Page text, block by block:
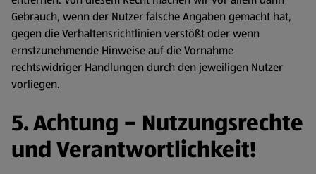
Gebrauch, wenn der Nutzer falsche Angaben gemacht hat,
gegen die Verhaltensrichtlinien verstößt oder wenn
ernstzunehmende Hinweise auf die Vornahme
rechtswidriger Handlungen durch den jeweiligen Nutzer
vorliegen.
5. Achtung – Nutzungsrechte
und Verantwortlichkeit!